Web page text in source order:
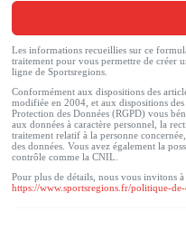
Les informations recueillies sur ce
traitement pour vous permettre de créer
ligne de Sportsregions.
Conformément aux dispositions des
modifiée en 2004, et aux dispositions
Protection des Données (RGPD) vous
aux données à caractère personnel, la
traitement relatif à la personne
des données. Vous avez également la
contrôle comme la CNIL.
Pour plus de détails, nous vous invitons
https://www.sportsregions.fr/politique-